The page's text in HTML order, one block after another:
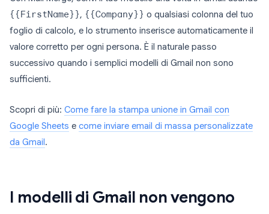
{{FirstName}}, {{Company}} o qualsiasi colonna del tuo
foglio di calcolo, e lo strumento inserisce automaticamente il
valore corretto per ogni persona. È il naturale passo
successivo quando i semplici modelli di Gmail non sono
sufficienti.
Scopri di più: Come fare la stampa unione in Gmail con
Google Sheets e come inviare email di massa personalizzate
da Gmail .
I modelli di Gmail non vengono